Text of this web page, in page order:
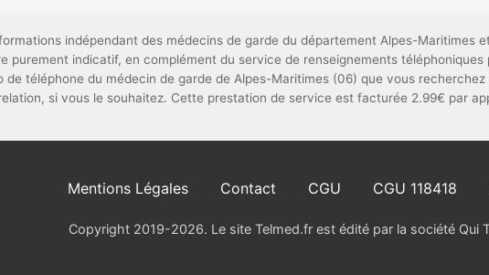
indépendant des médecins de garde du département Alpes-Maritimes
purement indicatif, en complément du service de renseignements téléphoniques
de téléphone du médecin de garde de Alpes-Maritimes (06) que vous
si vous le souhaitez. Cette prestation de service est facturée 2.99€ par
Mentions Légales Contact CGU CGU 118418
Copyright 2019-2026. Le site Telmed.fr est édité par la société Qui